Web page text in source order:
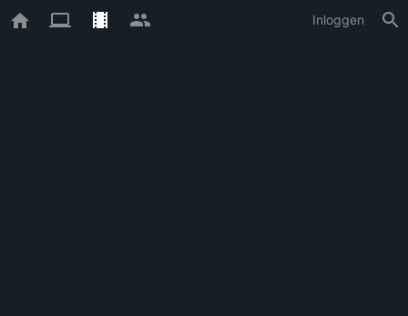
Inloggen